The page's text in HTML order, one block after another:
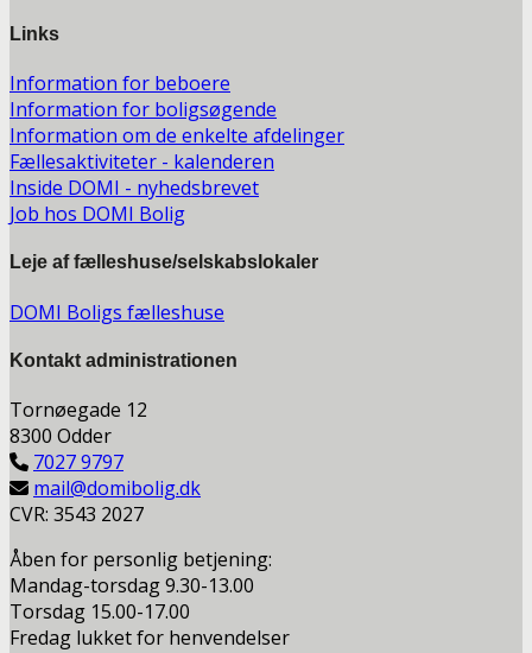
Links
Information for beboere
Information for boligsøgende
Information om de enkelte afdelinger
Fællesaktiviteter - kalenderen
Inside DOMI - nyhedsbrevet
Job hos DOMI Bolig
Leje af fælleshuse/selskabslokaler
DOMI Boligs fælleshuse
Kontakt administrationen
Tornøegade 12
8300 Odder
7027 9797
mail@domibolig.dk
CVR: 3543 2027
Åben for personlig betjening:
Mandag-torsdag 9.30-13.00
Torsdag 15.00-17.00
Fredag lukket for henvendelser